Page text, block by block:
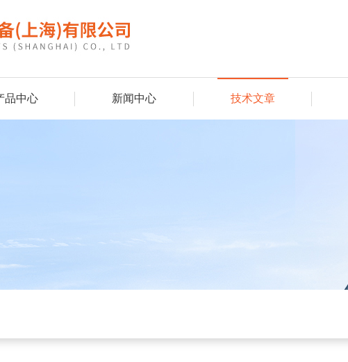
品中心 新闻中心 技术文章